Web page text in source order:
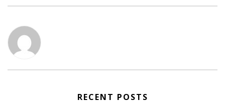
RECENT POSTS